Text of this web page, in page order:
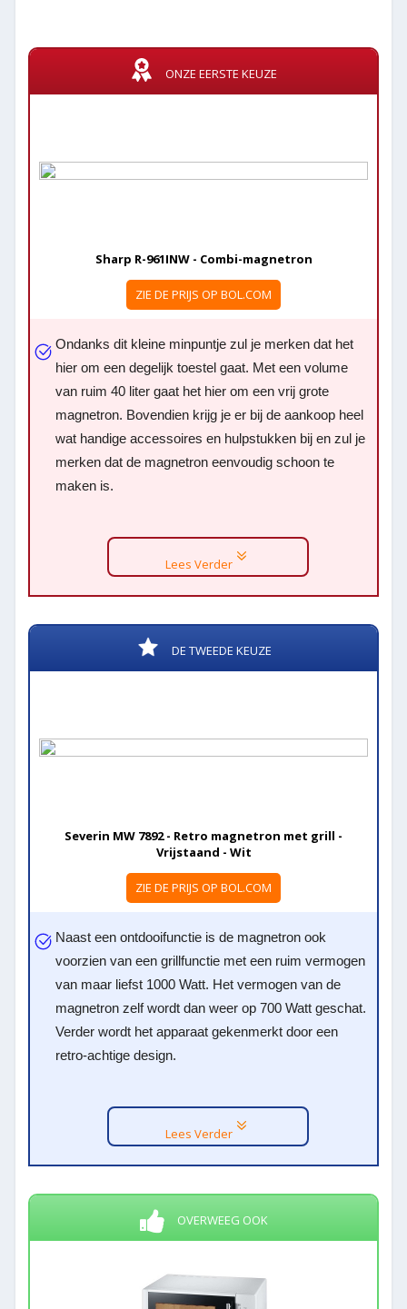
ONZE EERSTE KEUZE
Sharp R-961INW - Combi-magnetron
ZIE DE PRIJS OP BOL.COM
Ondanks dit kleine minpuntje zul je merken dat het
hier om een degelijk toestel gaat. Met een volume
van ruim 40 liter gaat het hier om een vrij grote
magnetron. Bovendien krijg je er bij de aankoop heel
wat handige accessoires en hulpstukken bij en zul je
merken dat de magnetron eenvoudig schoon te
maken is.
Lees Verder
DE TWEEDE KEUZE
Severin MW 7892 - Retro magnetron met grill -
Vrijstaand - Wit
ZIE DE PRIJS OP BOL.COM
Naast een ontdooifunctie is de magnetron ook
voorzien van een grillfunctie met een ruim vermogen
van maar liefst 1000 Watt. Het vermogen van de
magnetron zelf wordt dan weer op 700 Watt geschat.
Verder wordt het apparaat gekenmerkt door een
retro-achtige design.
Lees Verder
OVERWEEG OOK